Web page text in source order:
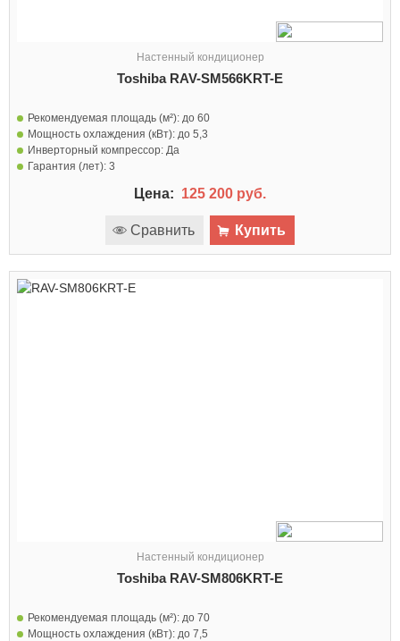
Настенный кондиционер
Toshiba RAV-SM566KRT-E
Рекомендуемая площадь (м²): до 60
Мощность охлаждения (кВт): до 5,3
Инверторный компрессор: Да
Гарантия (лет): 3
Цена: 125 200 руб.
Сравнить Купить
Настенный кондиционер
Toshiba RAV-SM806KRT-E
Рекомендуемая площадь (м²): до 70
Мощность охлаждения (кВт): до 7,5